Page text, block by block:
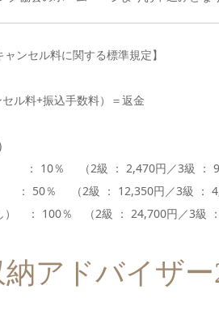
ャンセル料に関する標準規定】
ル料+振込手数料）＝返金
10％ （2級 ： 2,470円／3級 ：
50％ （2級 ： 12,350円／3級 ：
） ： 100％ （2級 ： 24,700円／3級 ：
アドバイザ